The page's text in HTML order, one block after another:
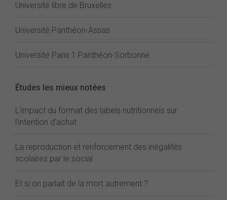
Université libre de Bruxelles
Université Panthéon-Assas
Université Paris 1 Panthéon-Sorbonne
Études les mieux notées
L'impact du format des labels nutritionnels sur
l'intention d'achat
La reproduction et renforcement des inégalités
scolaires par le social
Et si on parlait de la mort autrement ?